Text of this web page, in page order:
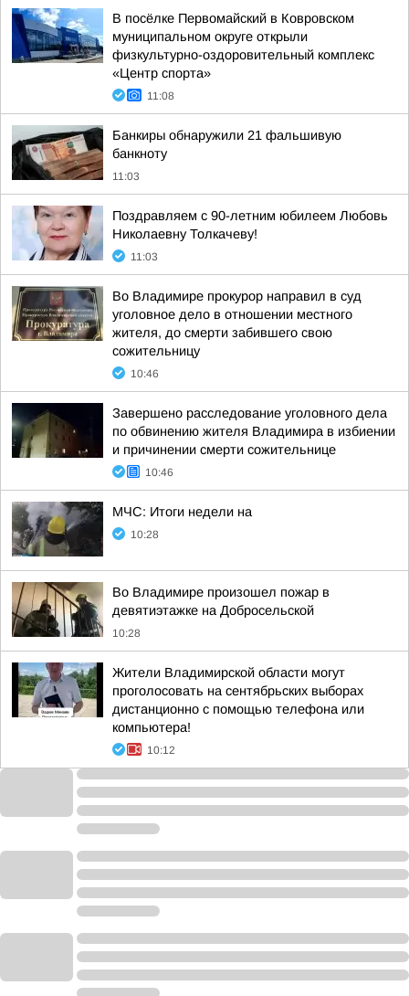
В посёлке Первомайский в Ковровском
муниципальном округе открыли
физкультурно-оздоровительный комплекс
«Центр спорта»
11:08
Банкиры обнаружили 21 фальшивую
банкноту
11:03
Поздравляем с 90-летним юбилеем Любовь
Николаевну Толкачеву!
11:03
Во Владимире прокурор направил в суд
уголовное дело в отношении местного
жителя, до смерти забившего свою
сожительницу
10:46
Завершено расследование уголовного дела
по обвинению жителя Владимира в избиении
и причинении смерти сожительнице
10:46
МЧС: Итоги недели на
10:28
Во Владимире произошел пожар в
девятиэтажке на Добросельской
10:28
Жители Владимирской области могут
проголосовать на сентябрьских выборах
дистанционно с помощью телефона или
компьютера!
10:12